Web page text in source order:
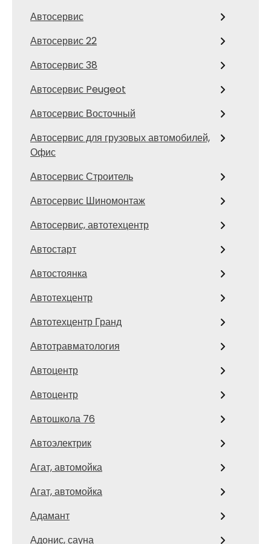
Автосервис
Автосервис 22
Автосервис 38
Автосервис Peugeot
Автосервис Восточный
Автосервис для грузовых автомобилей,
Офис
Автосервис Строитель
Автосервис Шиномонтаж
Автосервис, автотехцентр
Автостарт
Автостоянка
Автотехцентр
Автотехцентр Гранд
Автотравматология
Автоцентр
Автоцентр
Автошкола 76
Автоэлектрик
Агат, автомойка
Агат, автомойка
Адамант
Адонис, сауна